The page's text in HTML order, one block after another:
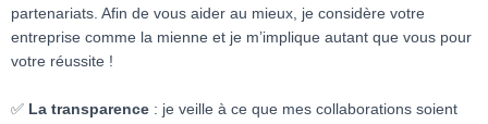
partenariats. Afin de vous aider au mieux, je considère votre
entreprise comme la mienne et je m’implique autant que vous pour
votre réussite !⁣⁣
✅ La transparence : je veille à ce que mes collaborations soient